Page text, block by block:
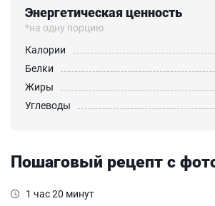
Энергетическая ценность
*на одну порцию
Калории
Белки
Жиры
Углеводы
Пошаговый рецепт с
1 час 20 минут